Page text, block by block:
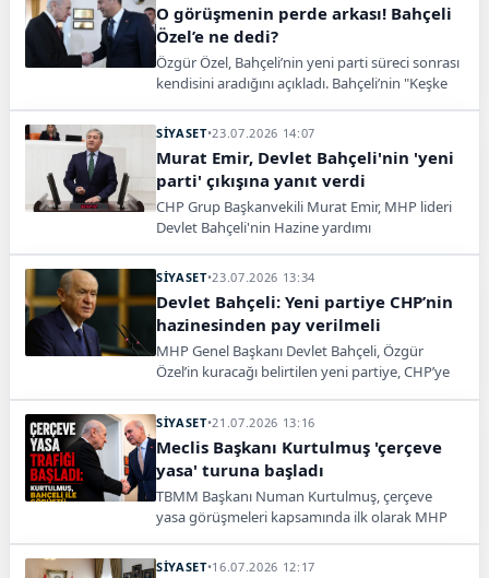
Özgür Özel'e hak ettikleri saygı gösterilmelidir"
dedi.
O görüşmenin perde arkası! Bahçeli
Özel’e ne dedi?
Özgür Özel, Bahçeli’nin yeni parti süreci sonrası
kendisini aradığını açıkladı. Bahçeli’nin "Keşke
SİYASET•23.07.2026 14:07
Murat Emir, Devlet Bahçeli'nin 'yeni
parti' çıkışına yanıt verdi
CHP Grup Başkanvekili Murat Emir, MHP lideri
Devlet Bahçeli'nin Hazine yardımı
parti sürecine ilişkin detayları paylaştı.
SİYASET•23.07.2026 13:34
Devlet Bahçeli: Yeni partiye CHP’nin
hazinesinden pay verilmeli
MHP Genel Başkanı Devlet Bahçeli, Özgür
Özel’in kuracağı belirtilen yeni partiye, CHP’ye
göre pay aktarılmasının etik olacağını söyledi.
SİYASET•21.07.2026 13:16
Meclis Başkanı Kurtulmuş 'çerçeve
yasa' turuna başladı
TBMM Başkanı Numan Kurtulmuş, çerçeve
yasa görüşmeleri kapsamında ilk olarak MHP
turlarını başlattı.
SİYASET•16.07.2026 12:17